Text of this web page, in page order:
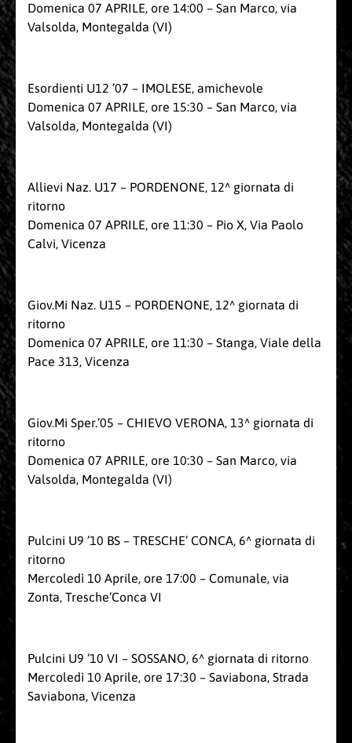
Domenica 07 APRILE, ore 14:00 – San Marco, via
Valsolda, Montegalda (VI)
Esordienti U12 ’07 – IMOLESE, amichevole
Domenica 07 APRILE, ore 15:30 – San Marco, via
Valsolda, Montegalda (VI)
Allievi Naz. U17 – PORDENONE, 12^ giornata di
ritorno
Domenica 07 APRILE, ore 11:30 – Pio X, Via Paolo
Calvi, Vicenza
Giov.Mi Naz. U15 – PORDENONE, 12^ giornata di
ritorno
Domenica 07 APRILE, ore 11:30 – Stanga, Viale della
Pace 313, Vicenza
Giov.Mi Sper.’05 – CHIEVO VERONA, 13^ giornata di
ritorno
Domenica 07 APRILE, ore 10:30 – San Marco, via
Valsolda, Montegalda (VI)
Pulcini U9 ’10 BS – TRESCHE’ CONCA, 6^ giornata di
ritorno
Mercoledì 10 Aprile, ore 17:00 – Comunale, via
Zonta, Tresche’Conca VI
Pulcini U9 ’10 VI – SOSSANO, 6^ giornata di ritorno
Mercoledì 10 Aprile, ore 17:30 – Saviabona, Strada
Saviabona, Vicenza